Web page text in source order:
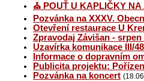
⛪ POUŤ U KAPLIČKY
Pozvánka na XXXV.
Otevření restaurace U
Zpravodaj Závišan - srpen
Uzavírka komunikace III/
Informace o dopravním
Publicita projektu:
Pozvánka na koncert